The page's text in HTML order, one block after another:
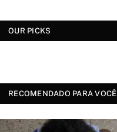
OUR PICKS
RECOMENDADO PARA VOCÊ